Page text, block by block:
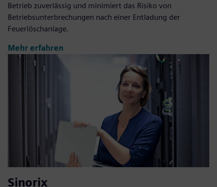
Betrieb zuverlässig und minimiert das Risiko von
Betriebsunterbrechungen nach einer Entladung der
Feuerlöschanlage.
Mehr erfahren
Sinorix